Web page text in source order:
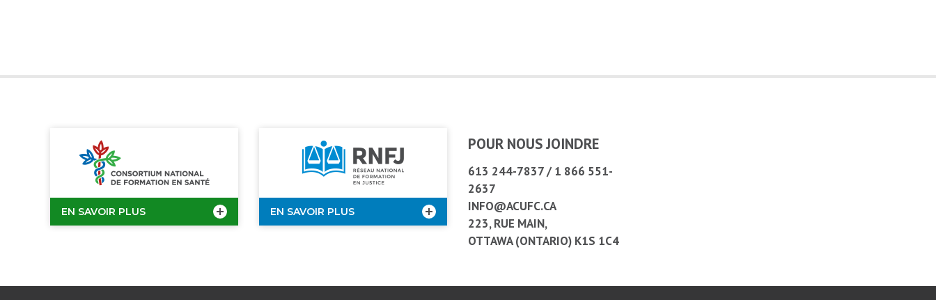
EN SAVOIR PLUS EN SAVOIR PLUS
POUR NOUS JOINDRE
613 244-7837/1 866 551-
2637
INFO@ACUFC.CA
223, RUE MAIN,
OTTAWA (ONTARIO) K1S 1C4